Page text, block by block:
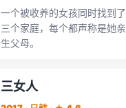
一个被收养的女孩同时找到了
三个家庭，每个都声称是她亲
生父母。
三女人